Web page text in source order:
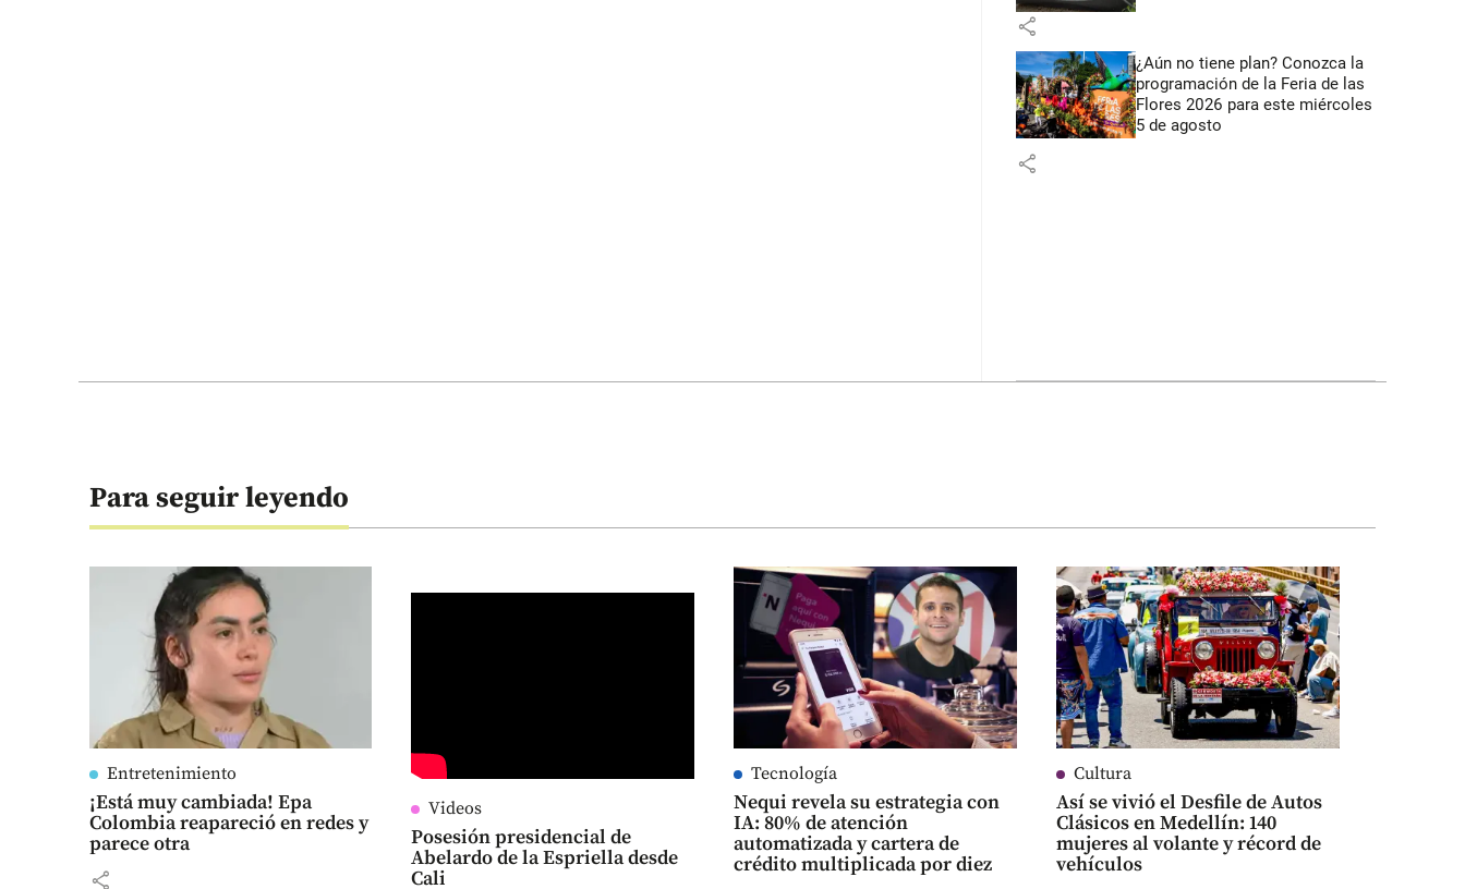
share
¿Aún no tiene plan? Conozca la
programación de la Feria de las
Flores 2026 para este miércoles
5 de agosto
share
Para seguir leyendo
Entretenimiento
¡Está muy cambiada! Epa
Colombia reapareció en redes y
parece otra
share
Videos
Posesión presidencial de
Abelardo de la Espriella desde
Cali
Tecnología
Nequi revela su estrategia con
IA: 80% de atención
automatizada y cartera de
crédito multiplicada por diez
Cultura
Así se vivió el Desfile de Autos
Clásicos en Medellín: 140
mujeres al volante y récord de
vehículos